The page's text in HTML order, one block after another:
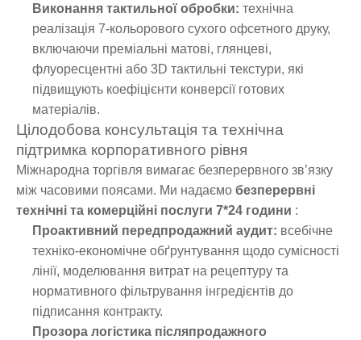
Виконання тактильної обробки: технічна
реалізація 7-кольорового сухого офсетного друку,
включаючи преміальні матові, глянцеві,
флуоресцентні або 3D тактильні текстури, які
підвищують коефіцієнти конверсії готових
матеріалів.
Цілодобова консультація та технічна
підтримка корпоративного рівня
Міжнародна торгівля вимагає безперервного зв’язку
між часовими поясами. Ми надаємо безперервні
технічні та комерційні послуги 7*24 години :
Проактивний передпродажний аудит: всебічне
техніко-економічне обґрунтування щодо сумісності
лінії, моделювання витрат на рецептуру та
нормативного фільтрування інгредієнтів до
підписання контракту.
Прозора логістика післяпродажного